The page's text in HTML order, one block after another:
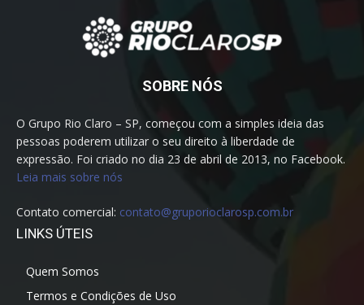
SOBRE NÓS
O Grupo Rio Claro – SP, começou com a simples ideia das
pessoas poderem utilizar o seu direito à liberdade de
expressão. Foi criado no dia 23 de abril de 2013, no Facebook.
Leia mais sobre nós
Contato comercial: contato@gruporioclarosp.com.br
LINKS ÚTEIS
Quem Somos
Termos e Condições de Uso